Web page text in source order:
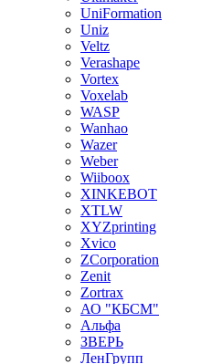
UniFormation
Uniz
Veltz
Verashape
Vortex
Voxelab
WASP
Wanhao
Wazer
Weber
Wiiboox
XINKEBOT
XTLW
XYZprinting
Xvico
ZCorporation
Zenit
Zortrax
АО "КБСМ"
Альфа
ЗВЕРЬ
ЛенГрупп